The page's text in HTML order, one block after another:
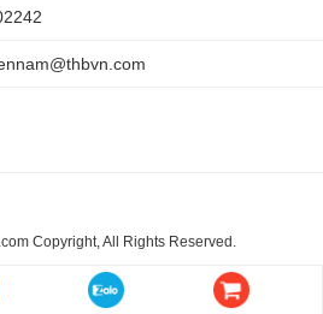
Copyright, All Rights Reserved.